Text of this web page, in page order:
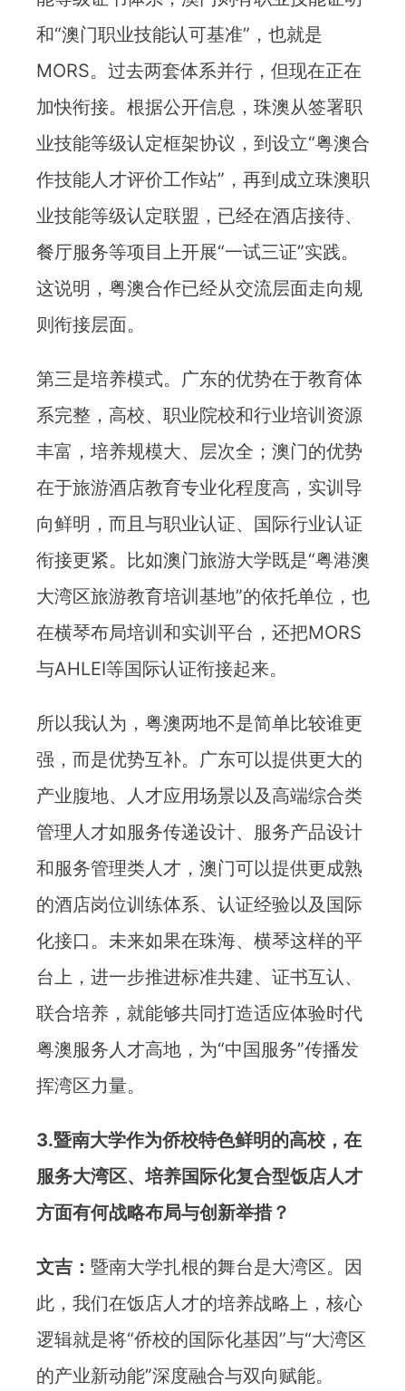
和“澳门职业技能认可基准”，也就是
MORS。过去两套体系并行，但现在正在
加快衔接。根据公开信息，珠澳从签署职
业技能等级认定框架协议，到设立“粤澳合
作技能人才评价工作站”，再到成立珠澳职
业技能等级认定联盟，已经在酒店接待、
餐厅服务等项目上开展“一试三证”实践。
这说明，粤澳合作已经从交流层面走向规
则衔接层面。
第三是培养模式。广东的优势在于教育体
系完整，高校、职业院校和行业培训资源
丰富，培养规模大、层次全；澳门的优势
在于旅游酒店教育专业化程度高，实训导
向鲜明，而且与职业认证、国际行业认证
衔接更紧。比如澳门旅游大学既是“粤港澳
大湾区旅游教育培训基地”的依托单位，也
在横琴布局培训和实训平台，还把MORS
与AHLEI等国际认证衔接起来。
所以我认为，粤澳两地不是简单比较谁更
强，而是优势互补。广东可以提供更大的
产业腹地、人才应用场景以及高端综合类
管理人才如服务传递设计、服务产品设计
和服务管理类人才，澳门可以提供更成熟
的酒店岗位训练体系、认证经验以及国际
化接口。未来如果在珠海、横琴这样的平
台上，进一步推进标准共建、证书互认、
联合培养，就能够共同打造适应体验时代
粤澳服务人才高地，为“中国服务”传播发
挥湾区力量。
3.暨南大学作为侨校特色鲜明的高校，在
服务大湾区、培养国际化复合型饭店人才
方面有何战略布局与创新举措？
文吉： 暨南大学扎根的舞台是大湾区。因
此，我们在饭店人才的培养战略上，核心
逻辑就是将“侨校的国际化基因”与“大湾区
的产业新动能”深度融合与双向赋能。